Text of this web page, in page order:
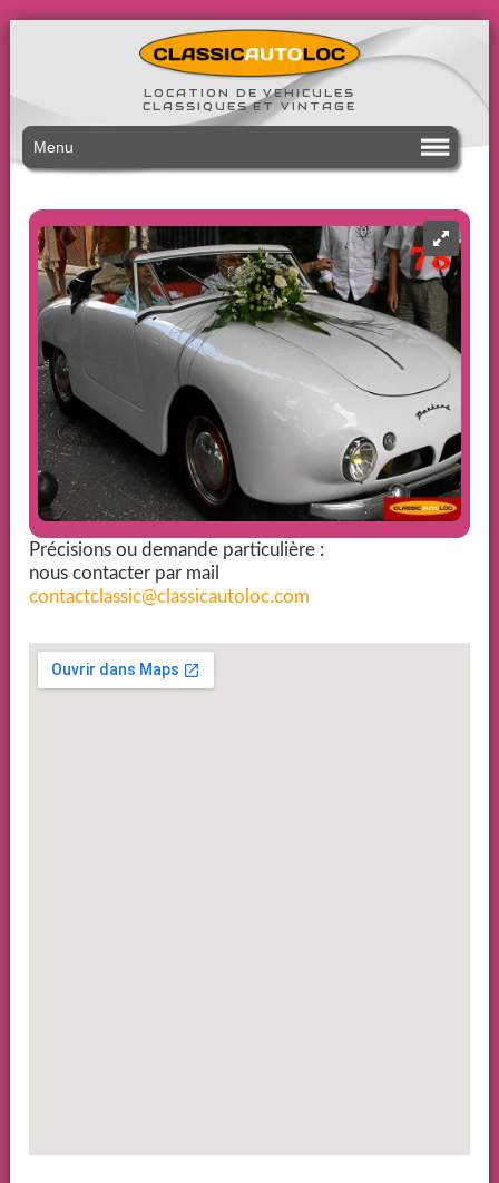
LOCATION DE VEHICULES
CLASSIQUES ET VINTAGE
Menu
Précisions ou demande particulière :
nous contacter par mail
contactclassic@classicautoloc.com